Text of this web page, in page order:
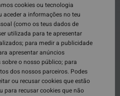
cookies ou tecnologia
a informações no teu
(como os teus dados de
utilizada para te apresentar
para medir a publicidade
apresentar anúncios
o nosso público; para
dos nossos parceiros. Podes
ou recusar cookies que estão
para recusar cookies que não